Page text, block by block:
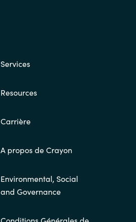
Services
Resources
Carrière
A propos de Crayon
Environmental, Social
and Governance